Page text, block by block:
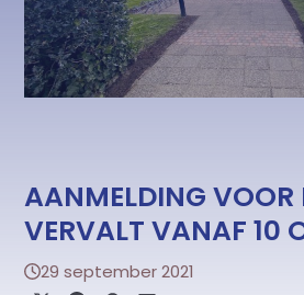
AANMELDING VOOR
VERVALT VANAF 10
29 september 2021